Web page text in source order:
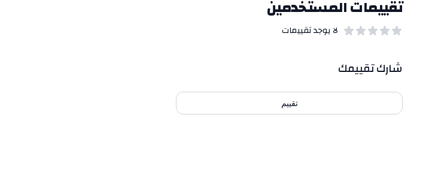
تقييمات المستخدمين
لا يوجد تقييمات
شارك تقييمك
تقييم